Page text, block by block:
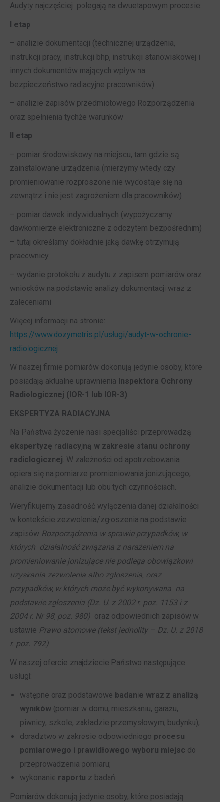
Audyty najczęściej polegają na dwuetapowym procesie:
I etap
– analizie dokumentacji (technicznej urządzenia,
instrukcji pracy, instrukcji bhp, instrukcji stanowiskowej i
innych dokumentów mających wpływ na
bezpieczeństwo radiacyjne pracowników)
– analizie zapisów przedmiotowego Rozporządzenia
oraz spełnienia tychże warunków
II etap
– pomiar środowiskowy na miejscu, tam gdzie są
zainstalowane urządzenia (mierzymy wtedy czy
promieniowanie rozproszone nie wydostaje się na
zewnątrz i nie jest zagrożeniem dla pracowników)
– pomiar dawek indywidualnych (wypożyczamy
dawkomierze elektroniczne z odczytem bezpośrednim)
– tutaj określamy dokładnie jaką dawkę otrzymują
pracownicy
– wydanie protokołu z audytu z zapisem pomiarów oraz
wniosków na podstawie analizy dokumentacji wraz z
zaleceniami
Więcej informacji na stronie:
https://www.dozymetris.pl/usługi/audyt-w-ochronie-
radiologicznej
W naszej firmie pomiarów dokonują jedynie osoby, które
posiadają aktualne uprawnienia Inspektora Ochrony
Radiologicznej (IOR-1 lub IOR-3).
EKSPERTYZA RADIACYJNA
Na Państwa życzenie nasi specjaliści przeprowadzą
ekspertyzę radiacyjną w zakresie stanu ochrony
radiologicznej. W zależności od apotrzebowania
opiera się na pomiarze promieniowania jonizującego,
analizie dokumentacji lub obu tych czynnościach.
Weryfikujemy zasadność wyłączenia danej działalności
w kontekście zezwolenia/zgłoszenia na podstawie
zapisów Rozporządzenia w sprawie przypadków, w
których działalność związana z narażeniem na
promieniowanie jonizujące nie podlega obowiązkowi
uzyskania zezwolenia albo zgłoszenia, oraz
przypadków, w których może być wykonywana na
podstawie zgłoszenia (Dz. U. z 2002 r. poz. 1153 i z
2004 r. Nr 98, poz. 980) oraz odpowiednich zapisów w
ustawie Prawo atomowe (tekst jednolity – Dz. U. z 2018
r. poz. 792)
W naszej ofercie znajdziecie Państwo następujące
usługi:
wstępne oraz podstawowe badanie wraz z analizą
wyników (pomiar w domu, mieszkaniu, garażu,
piwnicy, szkole, zakładzie przemysłowym, budynku);
doradztwo w zakresie odpowiedniego procesu
pomiarowego i prawidłowego wyboru miejsc do
przeprowadzenia pomiaru;
wykonanie raportu z badań.
Pomiarów dokonują jedynie osoby, które posiadają